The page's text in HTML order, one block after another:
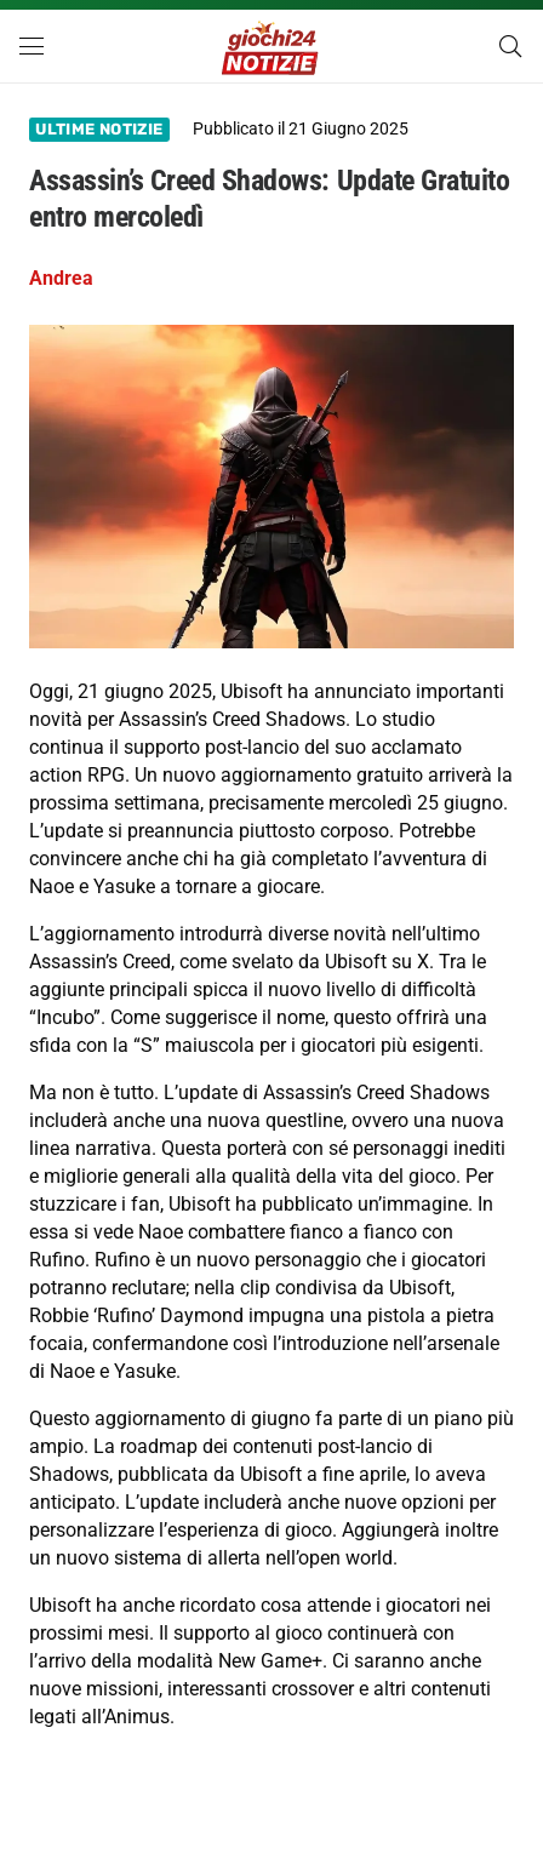
ULTIME NOTIZIE Pubblicato il21 Giugno 2025
Assassin’s Creed Shadows: Update Gratuito
entro mercoledì
Andrea
Oggi, 21 giugno 2025, Ubisoft ha annunciato importanti
novità per Assassin’s Creed Shadows. Lo studio
continua il supporto post-lancio del suo acclamato
action RPG. Un nuovo aggiornamento gratuito arriverà la
prossima settimana, precisamente mercoledì 25 giugno.
L’update si preannuncia piuttosto corposo. Potrebbe
convincere anche chi ha già completato l’avventura di
Naoe e Yasuke a tornare a giocare.
L’aggiornamento introdurrà diverse novità nell’ultimo
Assassin’s Creed, come svelato da Ubisoft su X. Tra le
aggiunte principali spicca il nuovo livello di difficoltà
“Incubo”. Come suggerisce il nome, questo offrirà una
sfida con la “S” maiuscola per i giocatori più esigenti.
Ma non è tutto. L’update di Assassin’s Creed Shadows
includerà anche una nuova questline, ovvero una nuova
linea narrativa. Questa porterà con sé personaggi inediti
e migliorie generali alla qualità della vita del gioco. Per
stuzzicare i fan, Ubisoft ha pubblicato un’immagine. In
essa si vede Naoe combattere fianco a fianco con
Rufino. Rufino è un nuovo personaggio che i giocatori
potranno reclutare; nella clip condivisa da Ubisoft,
Robbie ‘Rufino’ Daymond impugna una pistola a pietra
focaia, confermandone così l’introduzione nell’arsenale
di Naoe e Yasuke.
Questo aggiornamento di giugno fa parte di un piano più
ampio. La roadmap dei contenuti post-lancio di
Shadows, pubblicata da Ubisoft a fine aprile, lo aveva
anticipato. L’update includerà anche nuove opzioni per
personalizzare l’esperienza di gioco. Aggiungerà inoltre
un nuovo sistema di allerta nell’open world.
Ubisoft ha anche ricordato cosa attende i giocatori nei
prossimi mesi. Il supporto al gioco continuerà con
l’arrivo della modalità New Game+. Ci saranno anche
nuove missioni, interessanti crossover e altri contenuti
legati all’Animus.